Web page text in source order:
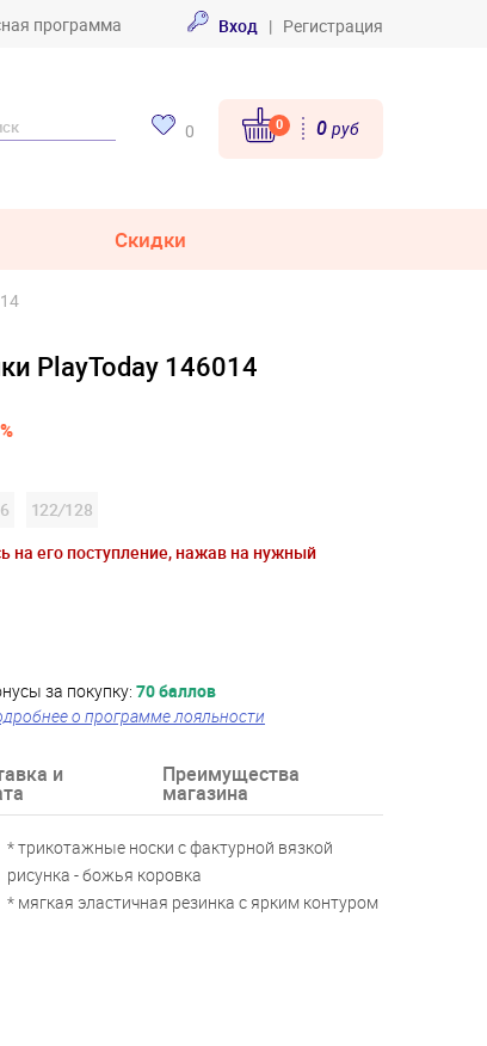
программа Вход | Регистрация
0 0 0 руб
Скидки
PlayToday 146014
%
122/128
на его поступление, нажав на нужный
за покупку: 70 баллов
о программе лояльности
и Преимущества
магазина
* трикотажные носки с фактурной вязкой
рисунка - божья коровка
* мягкая эластичная резинка с ярким контуром